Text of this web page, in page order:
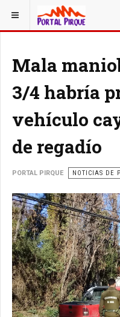
ESTÁ AQUÍ: NOTICIAS
Mala
3/4 habría
vehículo
de regadío
PORTAL PIRQUE NOTICIAS DE